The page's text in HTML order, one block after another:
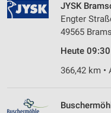
JYSK
Engter
49565
Heute
366,42 km •